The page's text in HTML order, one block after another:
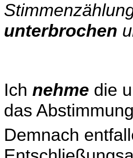
unterbrochen
Ich nehme die
das
Demnach